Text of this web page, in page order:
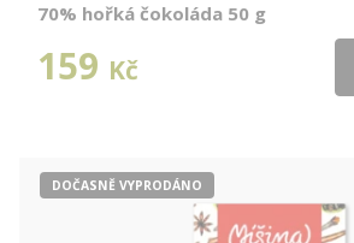
70% hořká čokoláda 50 g
159 Kč
DOČASNĚ VYPRODÁNO